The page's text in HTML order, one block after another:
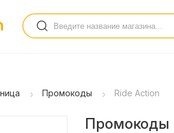
Промокоды Ride Action
Промокоды